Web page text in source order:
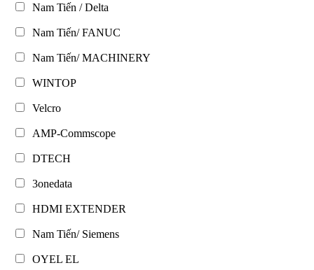
Nam Tiến / Delta
Nam Tiến/ FANUC
Nam Tiến/ MACHINERY
WINTOP
Velcro
AMP-Commscope
DTECH
3onedata
HDMI EXTENDER
Nam Tiến/ Siemens
OYEL EL